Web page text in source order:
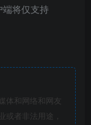
端将仅支持
体和网络和网友
或者非法用途，